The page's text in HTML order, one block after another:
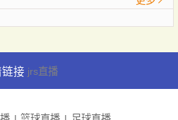
接 jrs直播